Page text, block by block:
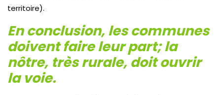
territoire).
En conclusion, les communes
doivent faire leur part; la
nôtre, très rurale, doit ouvrir
la voie.